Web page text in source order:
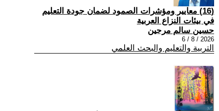
(16) معايير ومؤشرات الصمود لضمان جودة التعليم
في بيئات النزاع العربية
حسين سالم مرجين
2026 / 8 / 6
التربية والتعليم والبحث العلمي